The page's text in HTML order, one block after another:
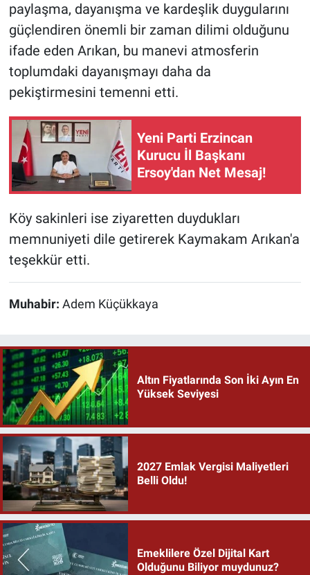
paylaşma, dayanışma ve kardeşlik duygularını
güçlendiren önemli bir zaman dilimi olduğunu
ifade eden Arıkan, bu manevi atmosferin
toplumdaki dayanışmayı daha da
pekiştirmesini temenni etti.
Yeni Parti Erzincan
Kurucu İl Başkanı
Ersoy'dan Net Mesaj!
Köy sakinleri ise ziyaretten duydukları
memnuniyeti dile getirerek Kaymakam Arıkan'a
teşekkür etti.
Muhabir: Adem Küçükkaya
Altın Fiyatlarında Son İki Ayın En
Yüksek Seviyesi
2027 Emlak Vergisi Maliyetleri
Belli Oldu!
Emeklilere Özel Dijital Kart
Olduğunu Biliyor muydunuz?